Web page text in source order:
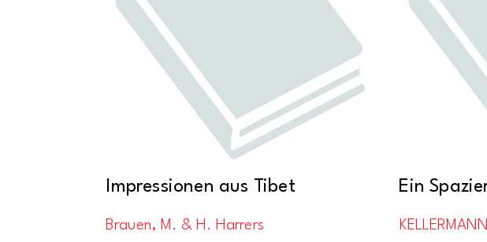
Impressionen aus Tibet
Brauen, M. & H. Harrers
Ein